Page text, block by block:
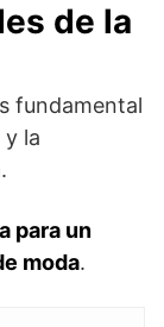
de la
fundamental
la
para un
moda.